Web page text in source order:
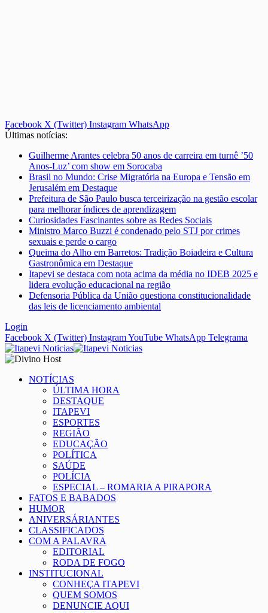
Facebook X (Twitter) Instagram WhatsApp
Últimas notícias:
Guilherme Arantes celebra 50 anos de carreira em turnê ’50
Anos-Luz’ com show em Sorocaba
Brasil no Mundo: Crise Migratória na Europa e Tensão em
Jerusalém em Destaque
Prefeitura de São Paulo busca terceirização na gestão escolar
para melhorar índices de aprendizagem
Curiosidades Fascinantes sobre as Redes Sociais
Ministro Marco Buzzi é condenado pelo STJ por crimes
sexuais e perde o cargo
Queima do Alho em Barretos: Tradição Boiadeira e Cultura
Gastronômica em Destaque
Itapevi se destaca com nota acima da média no IDEB 2025 e
lidera evolução educacional na região
Defensoria Pública da União questiona constitucionalidade
das leis de licenciamento ambiental
Login
Facebook X (Twitter) InstagramYouTube WhatsApp Telegrama
NOTÍCIAS
ÚLTIMA HORA
DESTAQUE
ITAPEVI
ESPORTES
REGIÃO
EDUCAÇÃO
POLÍTICA
SAÚDE
POLÍCIA
ESPECIAL – ROMARIA A PIRAPORA
FATOS E BABADOS
HUMOR
ANIVERSÁRIANTES
CLASSIFICADOS
COM A PALAVRA
EDITORIAL
RODA DE FOGO
INSTITUCIONAL
CONHEÇA ITAPEVI
QUEM SOMOS
DENUNCIE AQUI